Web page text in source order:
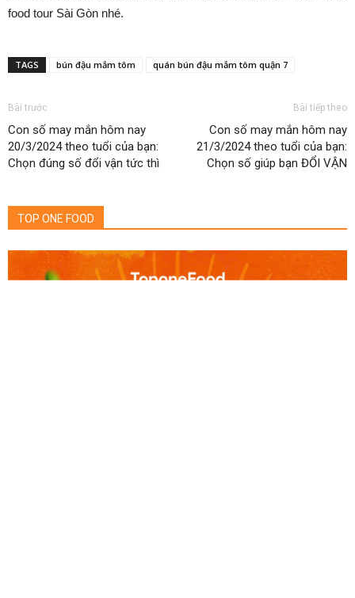
food tour Sài Gòn nhé.
TAGS bún đậu mắm tôm quán bún đậu mắm tôm quận 7
Bài trước
Con số may mắn hôm nay
20/3/2024 theo tuổi của bạn:
Chọn đúng số đổi vận tức thì
Bài tiếp theo
Con số may mắn hôm nay
21/3/2024 theo tuổi của bạn:
Chọn số giúp bạn ĐỔI VẬN
TOP ONE FOOD